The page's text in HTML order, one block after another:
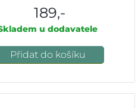
189,-
u dodavatele
Přidat do košíku